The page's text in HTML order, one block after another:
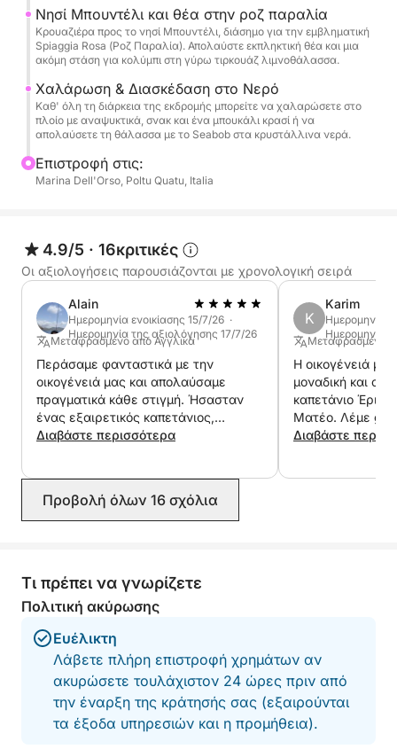
χαλαρώσετε στο πλοίο απολαμβάνοντας
αναψυκτικά, σνακ και ένα μπουκάλι κρασί, και να
εξερευνήσετε τα κρυστάλλινα νερά
και μοναδική εμπειρία στη θάλασσα.
Αυτή η ολοήμερη κρουαζιέρα είναι ιδανική για να
ανακαλύψετε τη μαγεία του Αρχιπελάγους La
Maddalena, συνδυάζοντας χαλάρωση, κολύμπι και
Νησί Μπουντέλι και θέα στην ροζ παραλία
Κρουαζιέρα προς το νησί Μπουντέλι, διάσημο για την εμβληματική
Spiaggia Rosa (Ροζ Παραλία). Απολαύστε εκπληκτική θέα και μια
ακόμη στάση για κολύμπι στη γύρω τιρκουάζ λιμνοθάλασσα.
Χαλάρωση & Διασκέδαση στο Νερό
Καθ' όλη τη διάρκεια της εκδρομής μπορείτε να χαλαρώσετε στο
πλοίο με αναψυκτικά, σνακ και ένα μπουκάλι κρασί ή να
απολαύσετε τη θάλασσα με το Seabob στα κρυστάλλινα νερά.
Επιστροφή στις:
Marina Dell'Orso, Poltu Quatu, Italia
4.9/5 · 16κριτικές
Οι αξιολογήσεις παρουσιάζονται με χρονολογική σειρά
Alain
Ημερομηνία ενοικίασης 15/7/26 ·
Ημερομηνία της αξιολόγησης 17/7/26
Μεταφρασμένο από Αγγλικά
Περάσαμε φανταστικά με την
οικογένειά μας και απολαύσαμε
πραγματικά κάθε στιγμή. Ήσασταν
ένας εξαιρετικός καπετάνιος,
επαγγελματίας, φιλικός και πάντα
μέρη που επιλέξατε ήταν απολύτως
πανέμορφα. Ήταν ένα από τα
αναζητά μια αξέχαστη μέρα στο
νερό. Ευχαριστούμε και πάλι, Μάρκο
και Ματέο. Ελπίζουμε να σας
ξαναδούμε στο μέλλον!
Διαβάστε περισσότερα
K
Karim
Ημερομηνία
Ημερομηνία
Μεταφρασμένο
Η οικογένειά
μοναδική και
καπετάνιο Έρικ
Ματέο. Λέμε
δύο που μας
Διαβάστε
Προβολή όλων 16 σχόλια
Τι πρέπει να γνωρίζετε
Πολιτική ακύρωσης
Ευέλικτη
Λάβετε πλήρη επιστροφή χρημάτων αν
ακυρώσετε τουλάχιστον 24 ώρες πριν από
την έναρξη της κράτησής σας (εξαιρούνται
τα έξοδα υπηρεσιών και η προμήθεια).